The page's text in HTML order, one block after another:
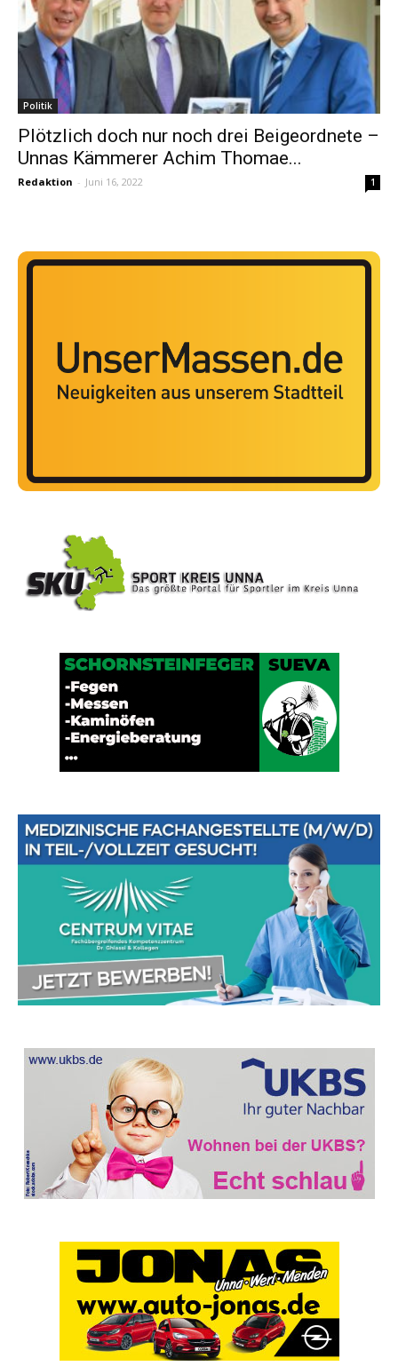
Politik
Plötzlich doch nur noch drei Beigeordnete –
Unnas Kämmerer Achim Thomae...
Redaktion - Juni 16, 2022 1